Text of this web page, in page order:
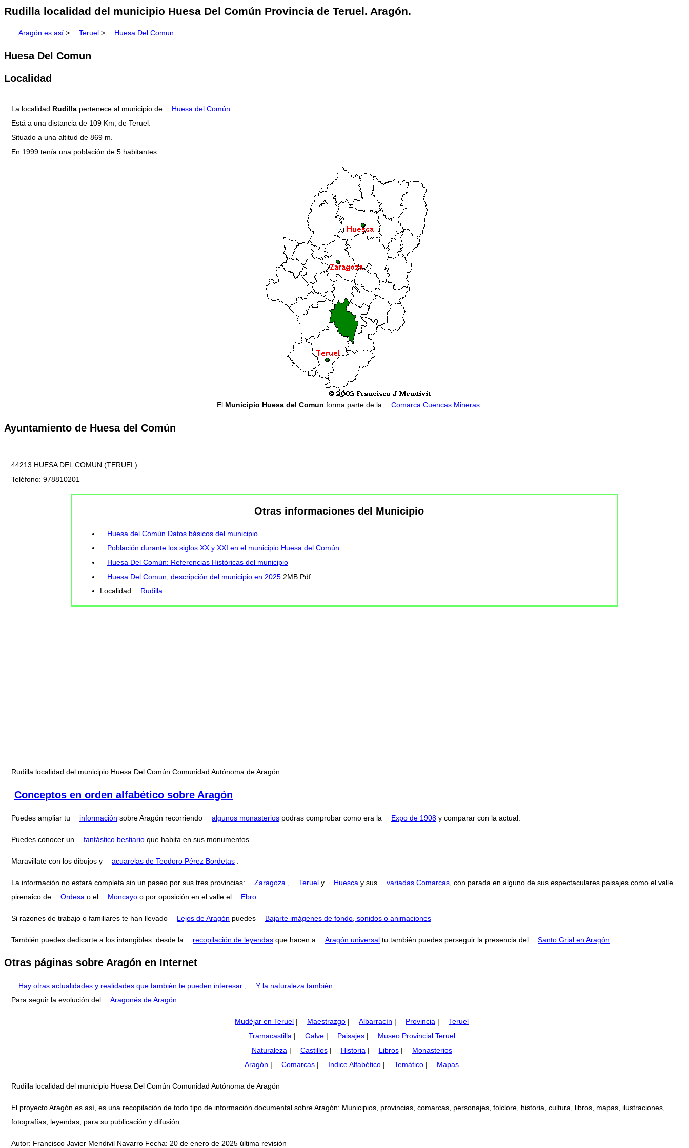
Rudilla localidad del municipio Huesa Del Común Provincia de Teruel. Aragón.
Aragón es así > Teruel > Huesa Del Comun
Huesa Del Comun
Localidad
La localidad Rudilla pertenece al municipio de
Huesa del Común
Está a una distancia de 109 Km, de Teruel.
Situado a una altitud de 869 m.
En 1999 tenía una población de 5 habitantes
El Municipio Huesa del Comun forma parte de la Comarca Cuencas Mineras
Ayuntamiento de Huesa del Común
44213 HUESA DEL COMUN (TERUEL)
Teléfono: 978810201
Otras informaciones del Municipio
Huesa del Común Datos básicos del municipio
Población durante los siglos XX y XXI en el municipio Huesa del Común
Huesa Del Común: Referencias Históricas del municipio
Huesa Del Comun, descripción del municipio en 20252MB Pdf
Localidad
Rudilla
Rudilla localidad del municipio Huesa Del Común Comunidad Autónoma de Aragón
Conceptos en orden alfabético sobre Aragón
Puedes ampliar tu información sobre Aragón recorriendo algunos monasterios podras comprobar como era la Expo de 1908 y comparar con la actual.
Puedes conocer un fantástico bestiario que habita en sus monumentos.
Maravillate con los dibujos y acuarelas de Teodoro Pérez Bordetas
La información no estará completa sin un paseo por sus tres provincias: Zaragoza Teruel y Huesca y sus variadas Comarcas , con parada en alguno de sus espectaculares paisajes como el valle
pirenaico de
Ordesa o el Moncayo o por oposición en el valle el Ebro
Si razones de trabajo o familiares te han llevado Lejos de Aragón puedes Bajarte imágenes de fondo, sonidos o animaciones
También puedes dedicarte a los intangibles: desde la recopilación de leyendas que hacen a Aragón universal tu también puedes perseguir la presencia del Santo Grial en Aragón
Otras páginas sobre Aragón en Internet
Hay otras actualidades y realidades que también te pueden interesar
Y la naturaleza también.
Para seguir la evolución del
Aragonés de Aragón
Mudéjar en Teruel | Maestrazgo | Albarracín | Provincia |
Teruel
Tramacastilla | Galve| Paisajes|
Museo Provincial Teruel
Naturaleza | Castillos| Historia | Libros|
Monasterios
Aragón | Comarcas | Indice Alfabético | Temático | Mapas
Rudilla localidad del municipio Huesa Del Común Comunidad Autónoma de Aragón
El proyecto Aragón es así, es una recopilación de todo tipo de información documental sobre Aragón: Municipios, provincias, comarcas, personajes, folclore, historia, cultura, libros, mapas, ilustraciones,
fotografías, leyendas, para su publicación y difusión.
Autor: Francisco Javier Mendivil Navarro Fecha: 20 de enero de 2025 última revisión